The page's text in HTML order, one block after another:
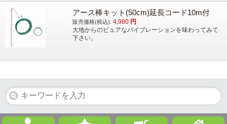
アース棒キット(50cm)延長コード10m付
販売価格(税込): 4,980 円
大地からのピュアなバイブレーションを味わってみて
下さい。